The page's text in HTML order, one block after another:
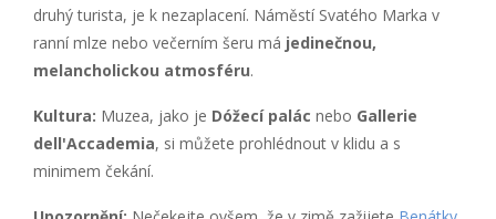
druhý turista, je k nezaplacení. Náměstí Svatého Marka v
ranní mlze nebo večerním šeru má jedinečnou,
melancholickou atmosféru.
Kultura: Muzea, jako je Dóžecí palác nebo Gallerie
dell'Accademia, si můžete prohlédnout v klidu a s
minimem čekání.